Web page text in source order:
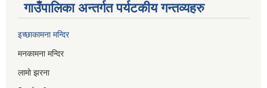
गाउँपालिका अन्तर्गत पर्यटकीय गन्तव्यहरु
इच्छाकामना मन्दिर
मनकामना मन्दिर
लामो झरना